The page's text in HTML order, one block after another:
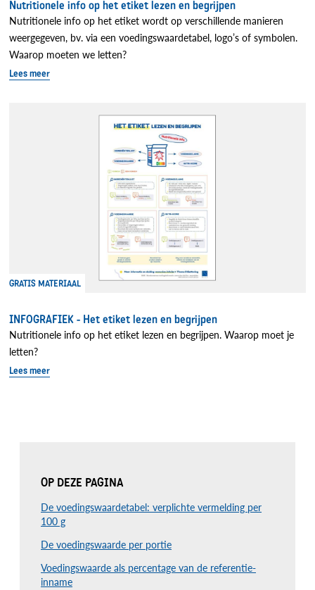
Nutritionele info op het etiket lezen en begrijpen
Nutritionele info op het etiket wordt op verschillende manieren
weergegeven, bv. via een voedingswaardetabel, logo’s of symbolen.
Waarop moeten we letten?
Lees meer
GRATIS MATERIAAL
INFOGRAFIEK - Het etiket lezen en begrijpen
Nutritionele info op het etiket lezen en begrijpen. Waarop moet je
letten?
Lees meer
OP DEZE PAGINA
De voedingswaardetabel: verplichte vermelding per
100 g
De voedingswaarde per portie
Voedingswaarde als percentage van de referentie-
inname